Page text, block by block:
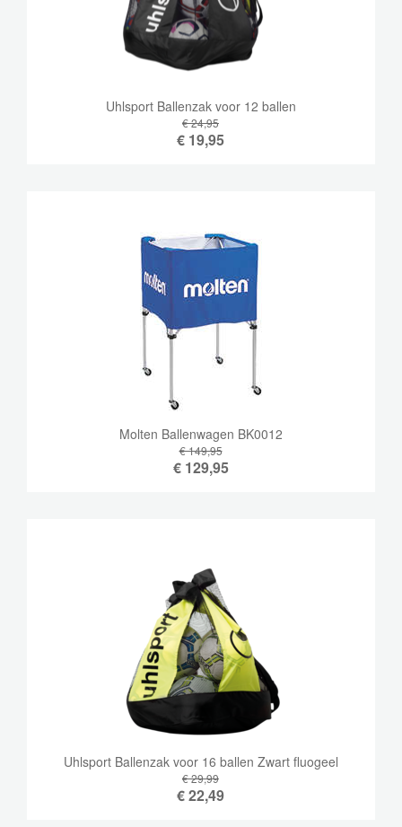
Uhlsport Ballenzak voor 12 ballen
€ 24,95
€ 19,95
Molten Ballenwagen BK0012
€ 149,95
€ 129,95
Uhlsport Ballenzak voor 16 ballen Zwart fluogeel
€ 29,99
€22,49